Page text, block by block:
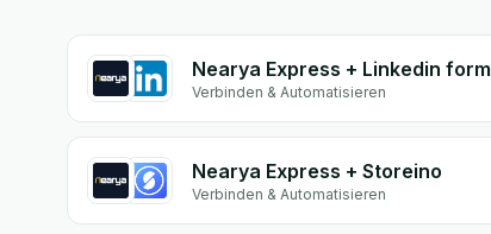
Nearya Express + Linkedin form
Verbinden & Automatisieren
Nearya Express + Storeino
Verbinden & Automatisieren